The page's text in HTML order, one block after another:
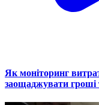
Як моніторинг
заощаджувати